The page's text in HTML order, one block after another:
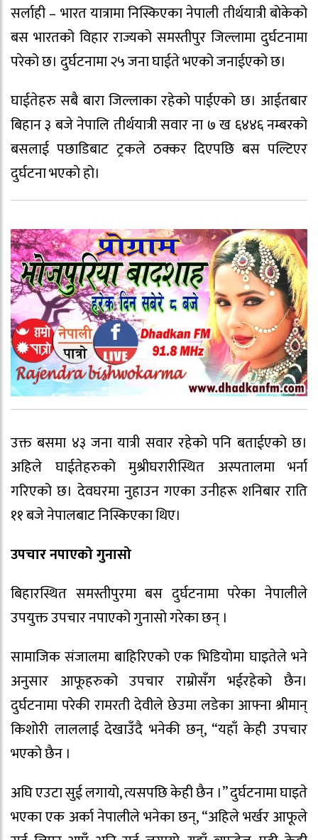
सर्लाही – भारत यात्रामा निस्किएका नेपाली तीर्थयात्री बोकेको
बस भारतको विहार राज्यको समस्तीपुर जिल्लामा दुर्घटनामा
परेको छ। दुर्घटनामा २५ जना घाईते भएको जनाईएको छ।
घाईतेहरु सबै बारा जिल्लाका रहेको पाईएको छ। आईतबार
बिहान ३ बजे नेपालि तीर्थयात्री सवार ना ७ ख ६४४६ नम्बरको
बसलाई पछाडिबाट ट्रकले ठक्कर दिएपछि बस पल्टिएर
दुर्घटना भएको हो।
उक्त बसमा ४३ जना यात्री सवार रहेको पनि बताईएको छ।
अहिले घाईतेहरुको मुश्रीघरारीस्थित अस्पतालमा भर्ना
गरिएको छ। देवघरमा नुहाउन गएका उनीहरू शनिबार राति
११ बजे नेपालबाट निस्किएका थिए।
उपचार नपाएको गुनासो
बिहारस्थित समस्तीपुरमा बस दुर्घटनामा परेका नेपालीले
उपयुक्त उपचार नपाएको गुनासो गरेका छन् ।
सामाजिक संजालमा बाहिरिएको एक भिडियोमा घाइतेले भने
अनुसार आफूहरुको उपचार राम्रोसँग भईरहेको छैन।
दुर्घटनामा परेकी रामरती देवीले छेउमा लडेका आफ्ना श्रीमान्
किशोरी लाललाई देखाउँदै भनेकी छन्, “यहाँ केही उपचार
भएको छैन ।
अघि एउटा सुई लगायो, त्यसपछि केही छैन ।” दुर्घटनामा घाइते
भएका एक अर्का नेपालीले भनेका छन्, “अहिले भर्खर आफूले